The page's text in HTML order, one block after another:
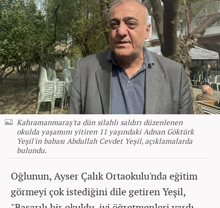
Kahramanmaraş'ta dün silahlı saldırı düzenlenen
okulda yaşamını yitiren 11 yaşındaki Adnan Göktürk
Yeşil'in babası Abdullah Cevdet Yeşil, açıklamalarda
bulundu.
Oğlunun, Ayser Çalık Ortaokulu'nda eğitim
görmeyi çok istediğini dile getiren Yeşil,